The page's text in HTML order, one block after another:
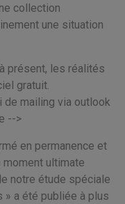
collection
une situation
présent, les réalités
gratuit.
de mailing via outlook
-->
en permanence et
ultimate
notre étude spéciale
» a été publiée à plus